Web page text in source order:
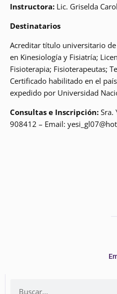
Instructora: Lic. Griselda
Destinatarios
Acreditar título universitario
en Kinesiología y Fisiatría;
Fisioterapia; Fisioterapeutas;
Certificado habilitado en el
expedido por Universidad
Consultas e Inscripción: Sra.
908412 – Email: